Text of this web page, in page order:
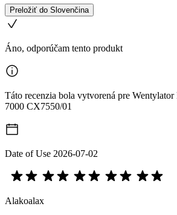
Preložiť do Slovenčina
Áno, odporúčam tento produkt
Táto recenzia bola vytvorená pre
7000 CX7550/01
Date of Use 2026-07-02
Alakoalax